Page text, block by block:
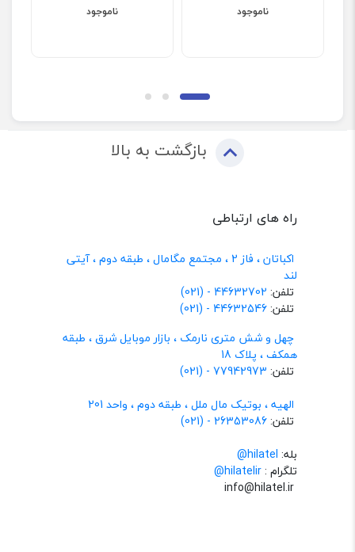
ناموجود ناموجود
بازگشت به بالا
راه های ارتباطی
اکباتان ، فاز 2 ، مجتمع مگامال ، طبقه دوم ، آیتی
لند
تلفن: 44632702 - (021)
تلفن:44632546 - (021)
چهل و شش متری نارمک ، بازار موبایل شرق ، طبقه
همکف ، پلاک 18
تلفن: 77942973 - (021)
الهیه ، بوتیک مال ملل ، طبقه دوم ، واحد 201
تلفن:26353086 - (021)
بله: hilatel@
تلگرام :@hilatelir